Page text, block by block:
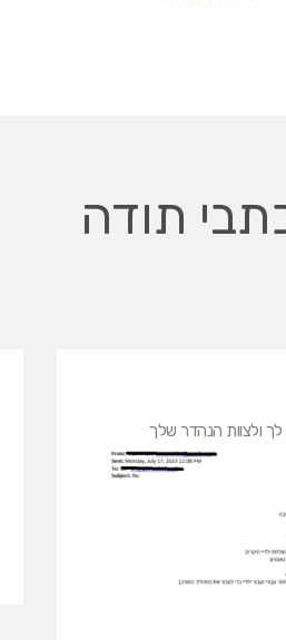
תודה
לך ולצוות הנהדר שלך